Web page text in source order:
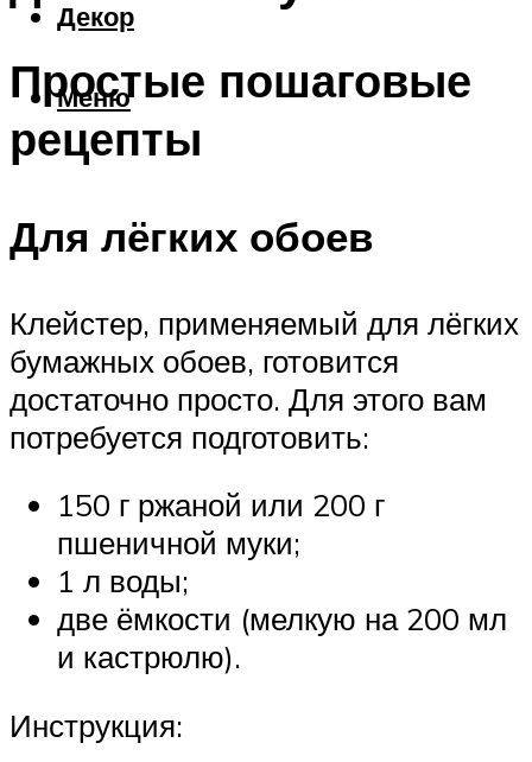
Декор
Меню
Простые пошаговые
рецепты
Для лёгких обоев
Клейстер, применяемый для лёгких
бумажных обоев, готовится
достаточно просто. Для этого вам
потребуется подготовить:
150 г ржаной или 200 г
пшеничной муки;
1 л воды;
две ёмкости (мелкую на 200 мл
и кастрюлю).
Инструкция: